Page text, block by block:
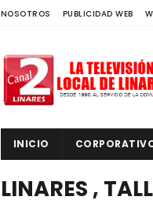
NOSOTROS PUBLICIDAD WEB
INICIO
LINARES ,